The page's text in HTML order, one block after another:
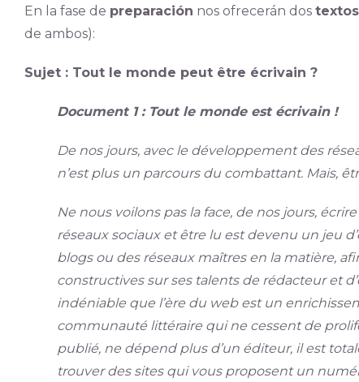
En la fase de preparación nos ofrecerán dos textos
de ambos):
Sujet : Tout le monde peut être écrivain ?
Document 1 : Tout le monde est écrivain !
De nos jours, avec le développement des
n’est plus un parcours du combattant. Mais,
Ne nous voilons pas la face, de nos jours,
réseaux sociaux et être lu est devenu un jeu
blogs ou des réseaux maîtres en la matière,
constructives sur ses talents de rédacteur et
indéniable que l’ère du web est un
communauté littéraire qui ne cessent de
publié, ne dépend plus d’un éditeur, il est
trouver des sites qui vous proposent un